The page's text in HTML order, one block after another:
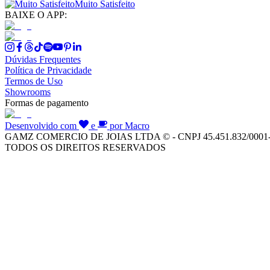
Muito Satisfeito
BAIXE O APP:
Dúvidas Frequentes
Política de Privacidade
Termos de Uso
Showrooms
Formas de pagamento
Desenvolvido com e
por Macro
GAMZ COMERCIO DE JOIAS LTDA © - CNPJ 45.451.832/
TODOS OS DIREITOS RESERVADOS